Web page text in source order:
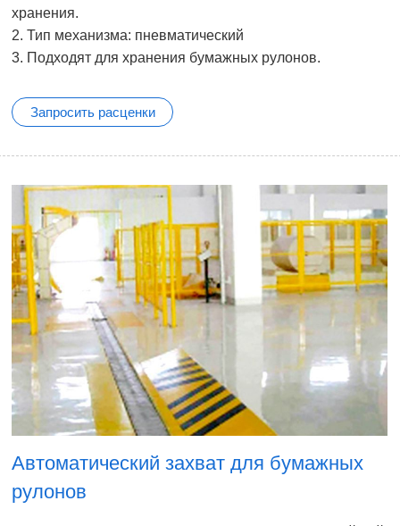
хранения.
2. Тип механизма: пневматический
3. Подходят для хранения бумажных рулонов.
Запросить расценки
Автоматический захват для бумажных
рулонов